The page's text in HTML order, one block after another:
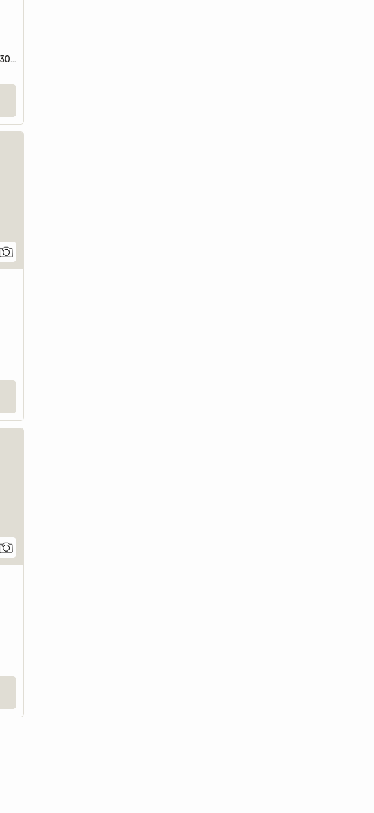
Chambre d'hôte | Laragne monteglin (05300)